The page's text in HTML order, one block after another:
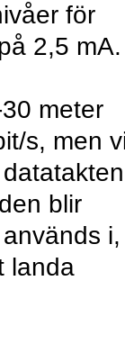
för
2,5 mA.
meter
s, men
blir
i,
landa